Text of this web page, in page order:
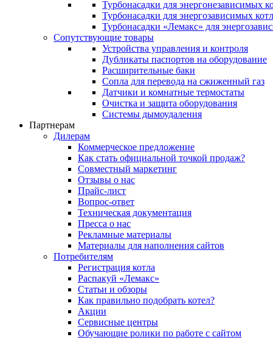
Турбонасадки для энергонезависимых
Турбонасадки для энергозависимых
Турбонасадки «Лемакс» для
Сопутствующие товары
Устройства управления и контроля
Дубликаты паспортов на оборудование
Расширительные баки
Сопла для перевода на сжиженный газ
Датчики и комнатные термостаты
Очистка и защита оборудования
Системы дымоудаления
Партнерам
Дилерам
Коммерческое предложение
Как стать официальной точкой продаж?
Совместный маркетинг
Отзывы о нас
Прайс-лист
Вопрос-ответ
Техническая документация
Пресса о нас
Рекламные материалы
Материалы для наполнения сайтов
Потребителям
Регистрация котла
Распакуй «Лемакс»
Статьи и обзоры
Как правильно подобрать котел?
Акции
Сервисные центры
Обучающие ролики по работе с сайтом